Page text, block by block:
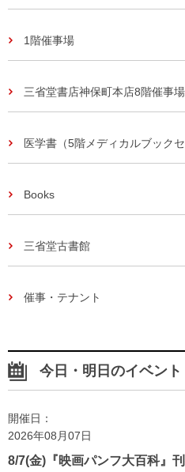
1階催事場
三省堂書店神保町本店8階催事場
医学書（5階メディカルブックセ
Books
三省堂古書館
催事・テナント
今日・明日のイベント
開催日：
2026年08月07日
8/7(金)『映画パンフ大百科』